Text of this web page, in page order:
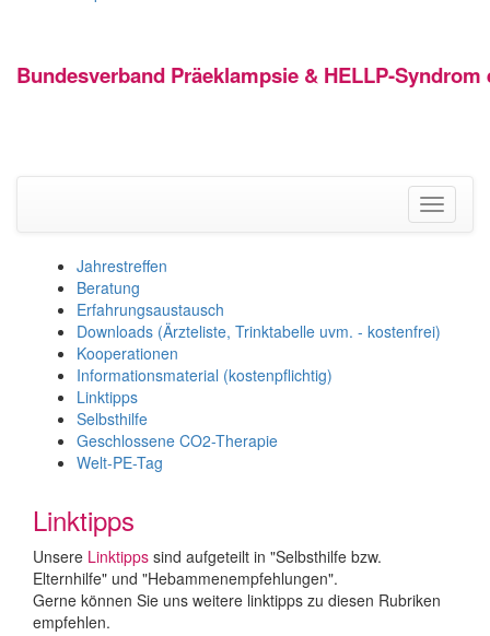
Bundesverband Präeklampsie & HELLP-Syndrom
Toggle
Jahrestreffen
Beratung
Erfahrungsaustausch
Downloads (Ärzteliste, Trinktabelle uvm. - kostenfrei)
Kooperationen
Informationsmaterial (kostenpflichtig)
Linktipps
Selbsthilfe
Geschlossene CO2-Therapie
Welt-PE-Tag
Linktipps
Unsere Linktipps sind aufgeteilt in "Selbsthilfe bzw.
Elternhilfe" und "Hebammenempfehlungen".
Gerne können Sie uns weitere linktipps zu diesen Rubriken
empfehlen.